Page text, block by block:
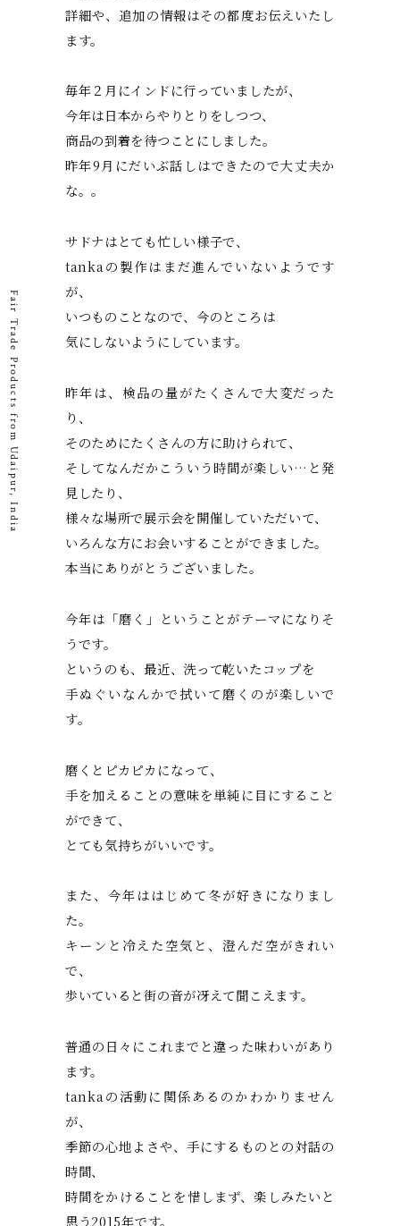
詳細や、追加の情報はその都度お伝えいたし
ます。
毎年２月にインドに行っていましたが、
今年は日本からやりとりをしつつ、
商品の到着を待つことにしました。
昨年9月にだいぶ話しはできたので大丈夫か
な。。
サドナはとても忙しい様子で、
tankaの製作はまだ進んでいないようです
が、
いつものことなので、今のところは
気にしないようにしています。
昨年は、検品の量がたくさんで大変だった
り、
そのためにたくさんの方に助けられて、
そしてなんだかこういう時間が楽しい…と発
見したり、
様々な場所で展示会を開催していただいて、
いろんな方にお会いすることができました。
本当にありがとうございました。
今年は「磨く」ということがテーマになりそ
うです。
というのも、最近、洗って乾いたコップを
手ぬぐいなんかで拭いて磨くのが楽しいで
す。
磨くとピカピカになって、
手を加えることの意味を単純に目にすること
ができて、
とても気持ちがいいです。
また、今年ははじめて冬が好きになりまし
た。
キーンと冷えた空気と、澄んだ空がきれい
で、
歩いていると街の音が冴えて聞こえます。
普通の日々にこれまでと違った味わいがあり
ます。
tankaの活動に関係あるのかわかりません
が、
季節の心地よさや、手にするものとの対話の
時間、
時間をかけることを惜しまず、楽しみたいと
思う2015年です。
Fair Trade Products from Udaipur, India